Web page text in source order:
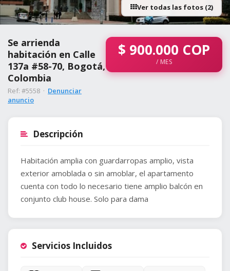
Ver todas las fotos (2)
Se arrienda
habitación en Calle
137a #58-70, Bogotá,
Colombia
Ref: #5558 · Denunciar
anuncio
$ 900.000 COP
/ MES
Descripción
Habitación amplia con guardarropas amplio, vista
exterior amoblada o sin amoblar, el apartamento
cuenta con todo lo necesario tiene amplio balcón en
conjunto club house. Solo para dama
Servicios Incluidos